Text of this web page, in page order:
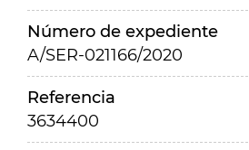
Número de expediente
A/SER-021166/2020
Referencia
3634400